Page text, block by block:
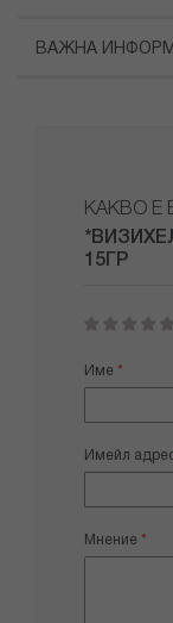
ВАЖНА
КАКВО Е
15ГР
star
stars
stars
stars
stars
Име
Имейл
Мнение